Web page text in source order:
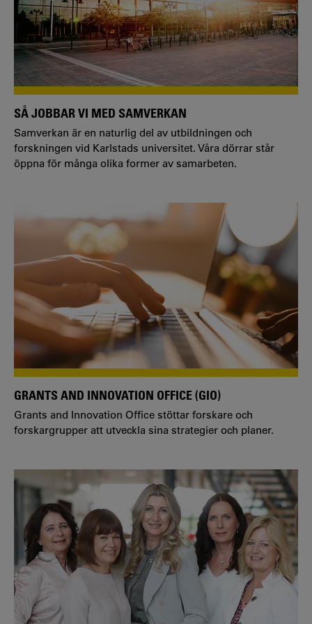
SÅ JOBBAR VI MED SAMVERKAN
Samverkan är en naturlig del av utbildningen och
forskningen vid Karlstads universitet. Våra dörrar står
öppna för många olika former av samarbeten.
GRANTS AND INNOVATION OFFICE (GIO)
Grants and Innovation Office stöttar forskare och
forskargrupper att utveckla sina strategier och planer.